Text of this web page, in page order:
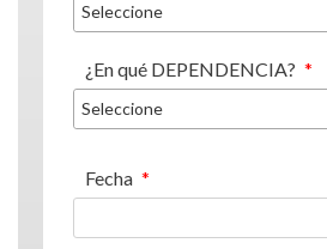
Seleccione
¿En qué DEPENDENCIA? *
Seleccione
Fecha *